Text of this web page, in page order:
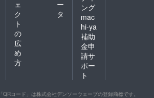
ェ
ク
ト
の
広
め
方
ー
タ
ング
mac
hi-ya
補助
金申
請サ
ポー
ト
「QRコード」は株式会社デンソーウェーブの登録商標です。